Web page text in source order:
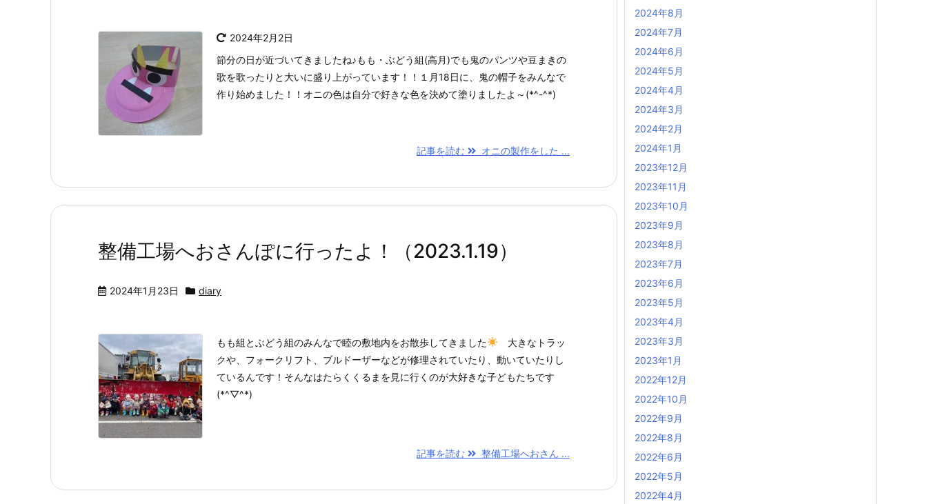
2024年2月2日
節分の日が近づいてきましたね♪もも・ぶどう組(高月)でも鬼のパンツや豆まきの
歌を歌ったりと大いに盛り上がっています！！１月18日に、鬼の帽子をみんなで
作り始めました！！オニの色は自分で好きな色を決めて塗りましたよ～(*^-^*)
記事を読む オニの製作をした ...
整備工場へおさんぽに行ったよ！（2023.1.19）
2024年1月23日 diary
もも組とぶどう組のみんなで睦の敷地内をお散歩してきました
大きなトラッ
クや、フォークリフト、ブルドーザーなどが修理されていたり、動いていたりし
ているんです！そんなはたらくくるまを見に行くのが大好きな子どもたちです
(*^▽^*)
記事を読む 整備工場へおさん ...
2024年8月
2024年7月
2024年6月
2024年5月
2024年4月
2024年3月
2024年2月
2024年1月
2023年12月
2023年11月
2023年10月
2023年9月
2023年8月
2023年7月
2023年6月
2023年5月
2023年4月
2023年3月
2023年1月
2022年12月
2022年10月
2022年9月
2022年8月
2022年6月
2022年5月
2022年4月